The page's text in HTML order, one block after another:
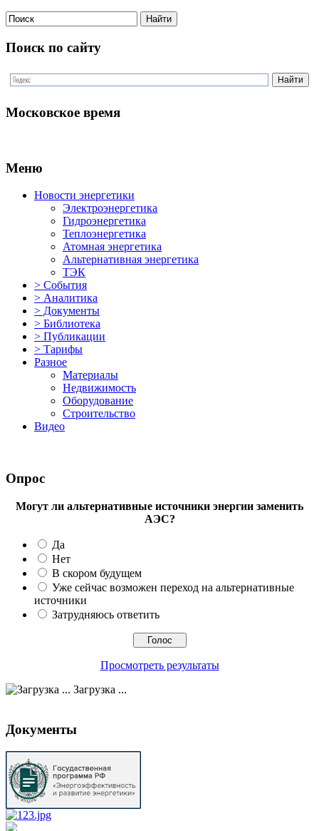
Поиск по сайту
Московское время
Меню
Новости энергетики
Электроэнергетика
Гидроэнергетика
Теплоэнергетика
Атомная энергетика
Альтернативная энергетика
ТЭК
> События
> Аналитика
> Документы
> Библиотека
> Публикации
> Тарифы
Разное
Материалы
Недвижимость
Оборудование
Строительство
Видео
Опрос
Могут ли альтернативные источники энергии заменить
АЭС?
Да
Нет
В скором будущем
Уже сейчас возможен переход на альтернативные
источники
Затрудняюсь ответить
Просмотреть результаты
Загрузка ...
Документы